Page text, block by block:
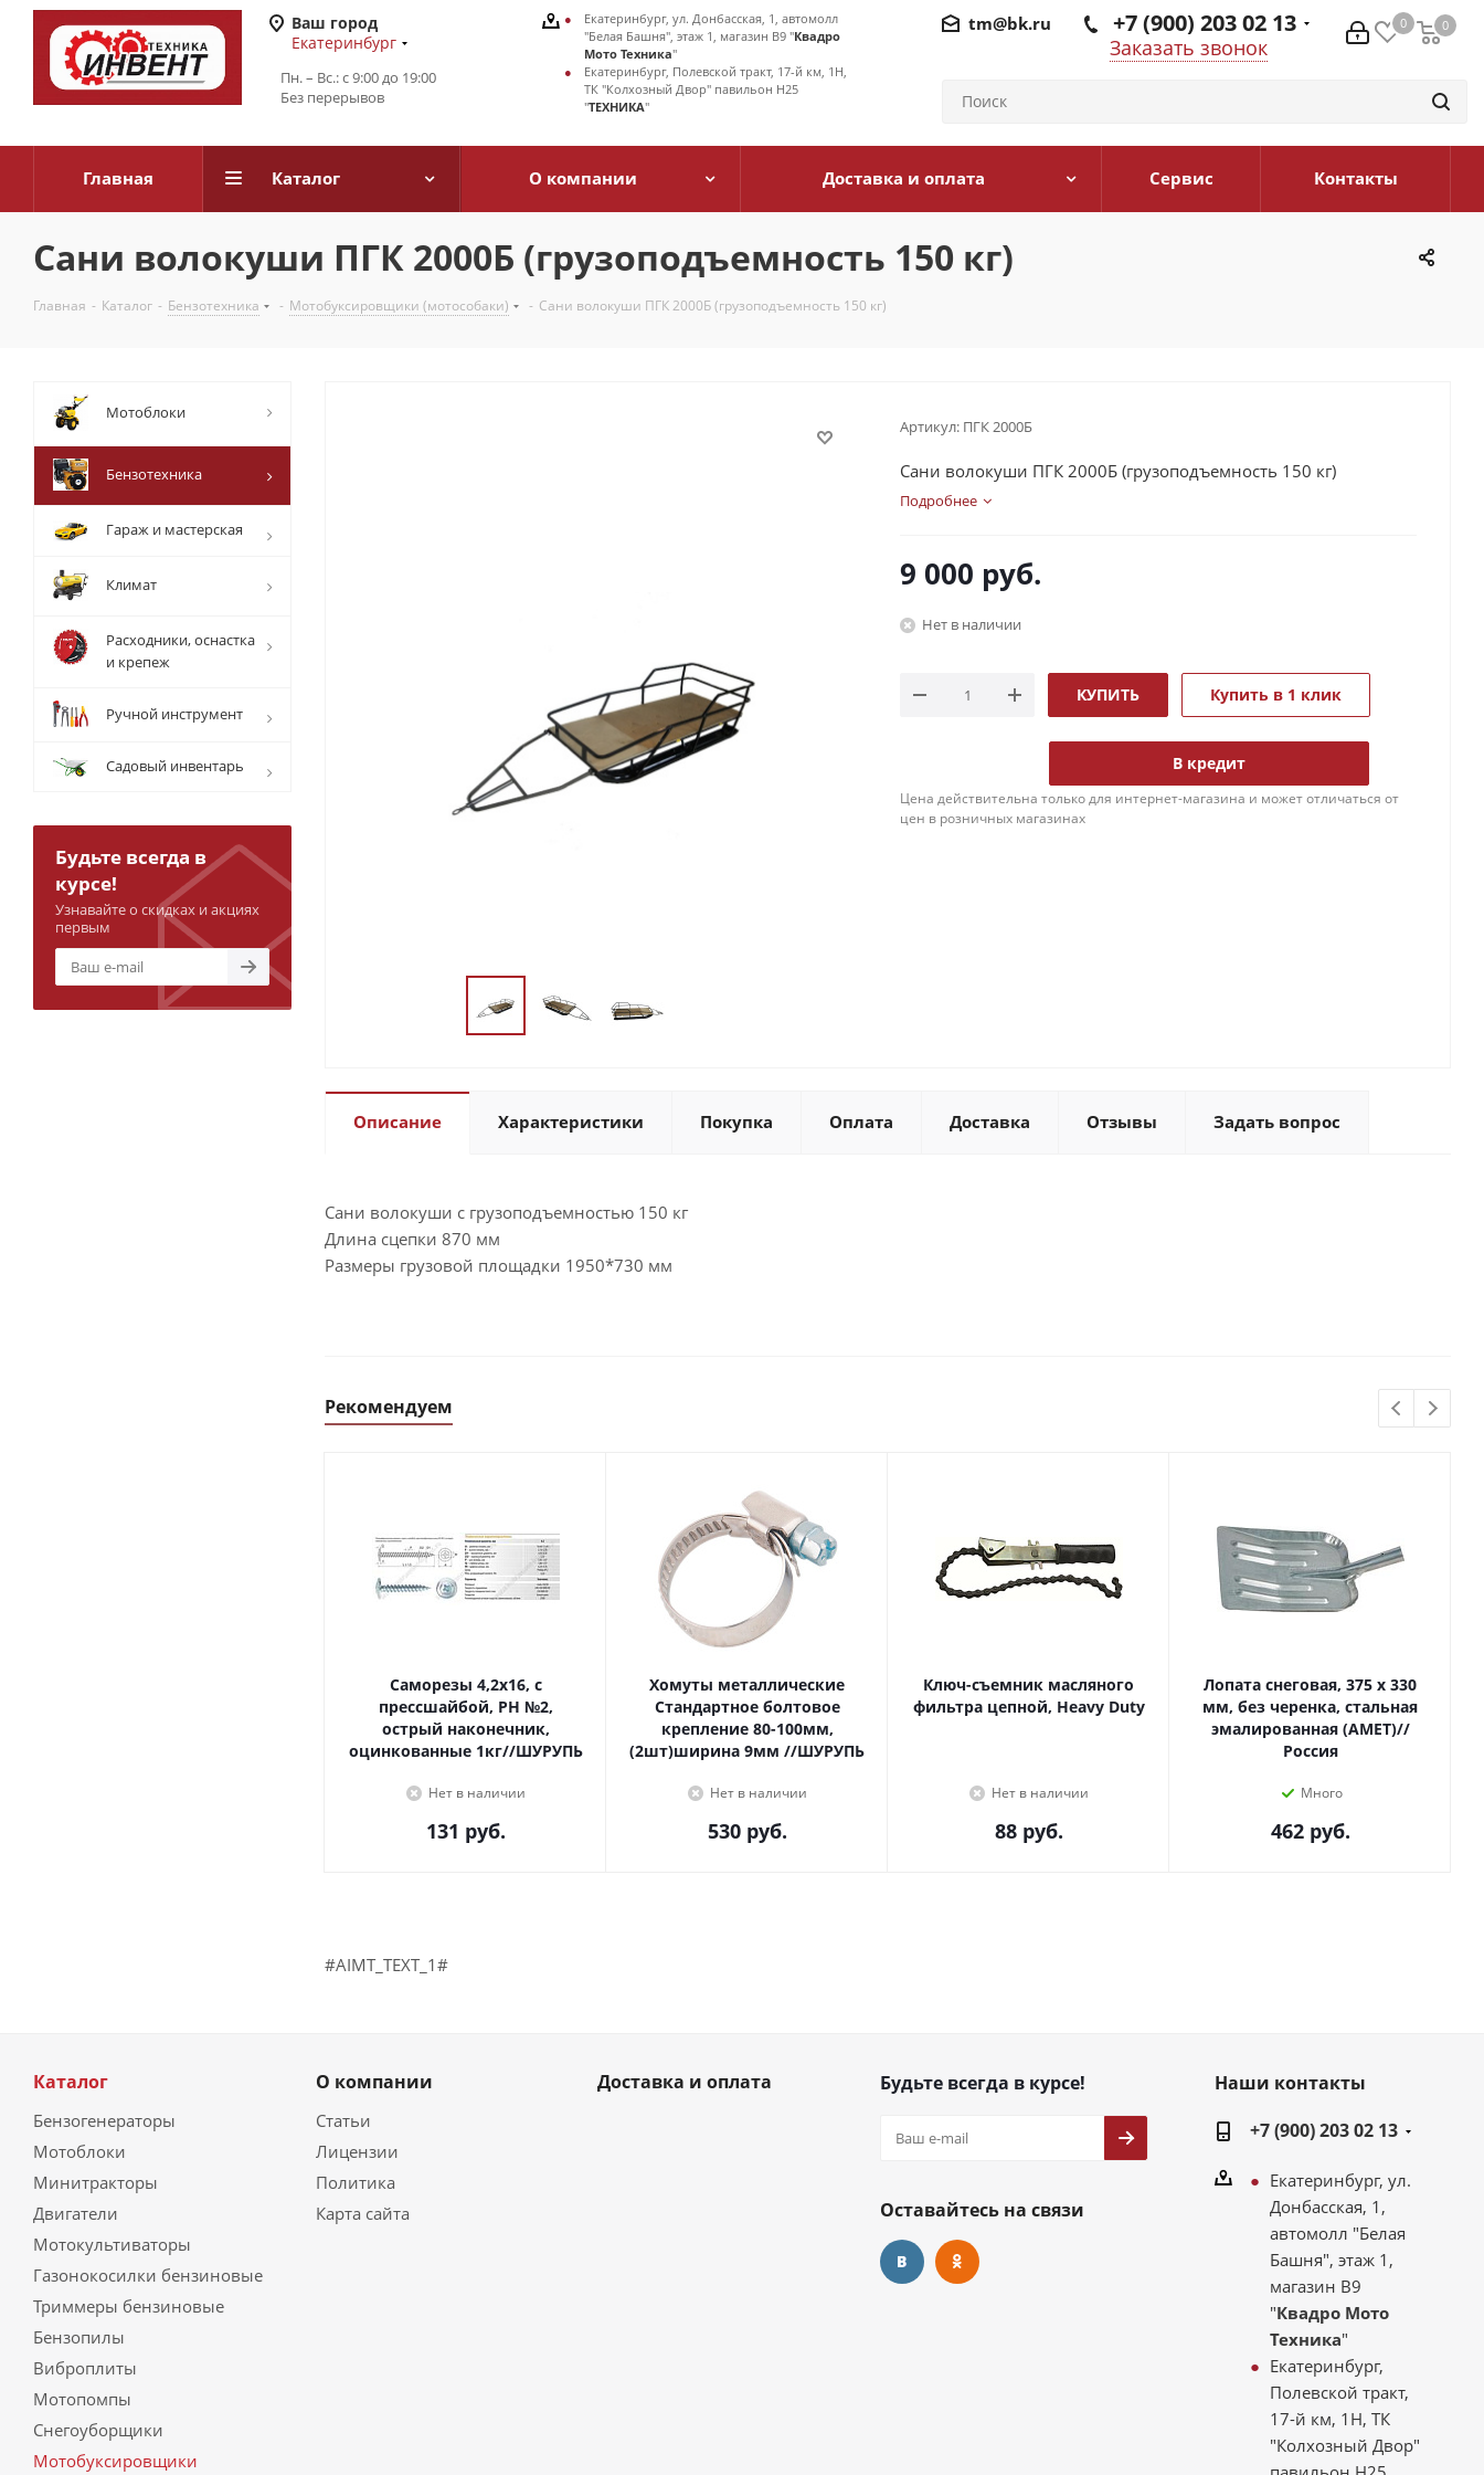
Ваш город
Екатеринбург
Пн. – Вс.: с 9:00 до 19:00
Без перерывов
0 0
0
+7 (900) 203 02 13
Заказать звонок
tm@bk.ru
Екатеринбург, ул. Донбасская, 1, автомолл
"Белая Башня", этаж 1, магазин В9 "Квадро
Мото Техника"
Екатеринбург, Полевской тракт, 17-й км, 1Н,
ТК "Колхозный Двор" павильон Н25
"ТЕХНИКА"
Главная Каталог О компании Доставка и оплата Сервис Контакты
Сани волокуши ПГК 2000Б (грузоподъемность 150 кг)
Главная - Каталог - Бензотехника - Мотобуксировщики (мотособаки) - Сани волокуши ПГК 2000Б (грузоподъемность 150 кг)
Артикул: ПГК 2000Б
Сани волокуши ПГК 2000Б (грузоподъемность 150 кг)
Подробнее
9 000 руб.
Нет в наличии
КУПИТЬ Купить в 1 клик
В кредит
Цена действительна только для интернет-магазина и может отличаться от
цен в розничных магазинах
Описание Характеристики Покупка Оплата Доставка Отзывы Задать вопрос
Сани волокуши с грузоподъемностью 150 кг
Длина сцепки 870 мм
Размеры грузовой площадки 1950*730 мм
Рекомендуем
Саморезы 4,2х16, с
прессшайбой, PH №2,
острый наконечник,
оцинкованные 1кг//ШУРУПЬ
Нет в наличии
131 руб.
Хомуты металлические
Стандартное болтовое
крепление 80-100мм,
(2шт)ширина 9мм //ШУРУПЬ
Нет в наличии
530руб.
Ключ-съемник масляного
фильтра цепной, Heavy Duty
Нет в наличии
88руб.
Лопата снеговая, 375 х 330
мм, без черенка, стальная
эмалированная (АМЕТ)//
Россия
Много
462руб.
#AIMT_TEXT_1#
Мотоблоки
Бензотехника
Гараж и мастерская
Климат
Расходники, оснастка
и крепеж
Ручной инструмент
Садовый инвентарь
Будьте всегда в
курсе!
Узнавайте о скидках и акциях
первым
Каталог
Бензогенераторы
Мотоблоки
Минитракторы
Двигатели
Мотокультиваторы
Газонокосилки бензиновые
Триммеры бензиновые
Бензопилы
Виброплиты
Мотопомпы
Снегоуборщики
Мотобуксировщики
О компании
Статьи
Лицензии
Политика
Карта сайта
Доставка и оплата Будьте всегда в курсе!
Оставайтесь на связи
Наши контакты
+7 (900) 203 02 13
Екатеринбург, ул.
Донбасская, 1,
автомолл "Белая
Башня", этаж 1,
магазин В9
"Квадро Мото
Техника"
Екатеринбург,
Полевской тракт,
17-й км, 1Н, ТК
"Колхозный Двор"